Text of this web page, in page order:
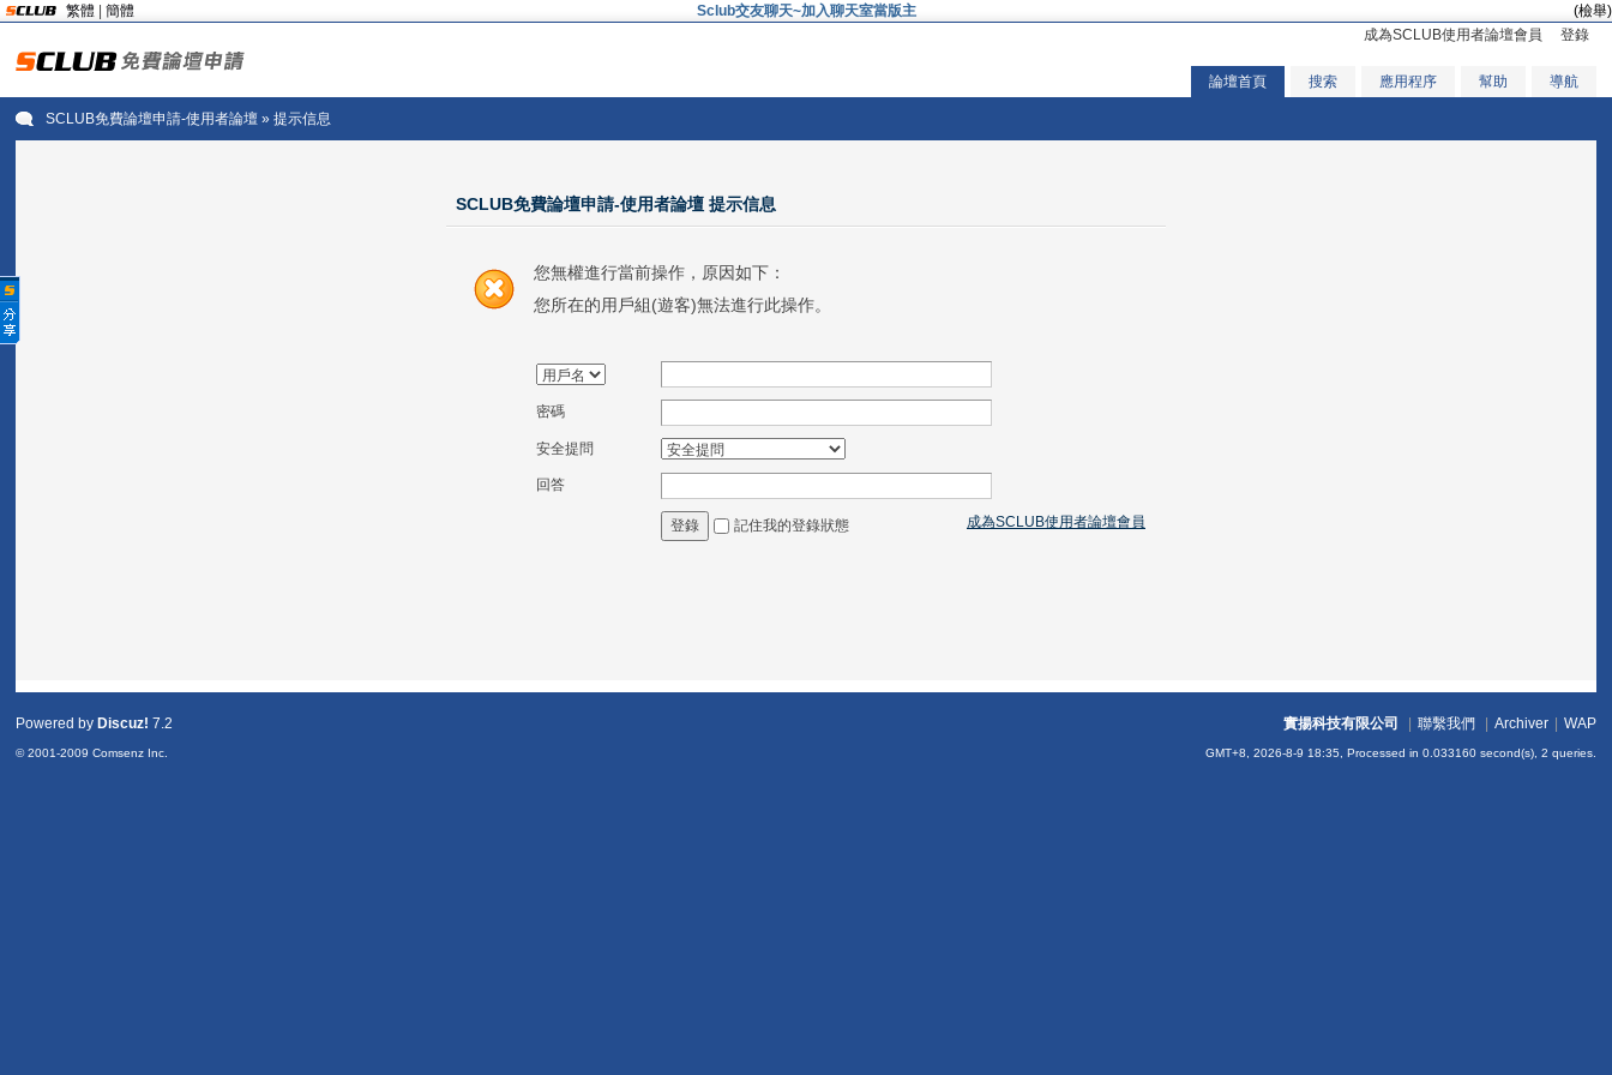
繁體 簡體 Sclub交友聊天~加入聊天室當版主
(檢舉)
成為SCLUB使用者論壇會員
登錄
論壇首頁 搜索 應用程序 幫助 導航
SCLUB免費論壇申請-使用者論壇 » 提示信息
SCLUB免費論壇申請-使用者論壇 提示信息
您無權進行當前操作，原因如下：
您所在的用戶組(遊客)無法進行此操作。
密碼
安全提問
回答
成為SCLUB使用者論壇會員
登錄 記住我的登錄狀態
實揚科技有限公司 聯繫我們 Archiver WAP
GMT+8, 2026-8-9 18:35, Processed in 0.033160 second(s), 2 queries.
Powered by Discuz! 7.2
© 2001-2009Comsenz Inc.